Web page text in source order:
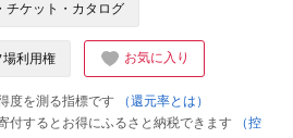
チケット・カタログ
場利用権 お気に入り
度を測る指標です
（還元率とは）
付するとお得にふるさと納税できます
（控